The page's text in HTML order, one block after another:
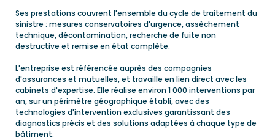
Ses prestations couvrent l'ensemble du cycle de traitement du
sinistre : mesures conservatoires d'urgence, assèchement
technique, décontamination, recherche de fuite non
destructive et remise en état complète.
L'entreprise est référencée auprès des compagnies
d'assurances et mutuelles, et travaille en lien direct avec les
cabinets d'expertise. Elle réalise environ 1 000 interventions par
an, sur un périmètre géographique établi, avec des
technologies d'intervention exclusives garantissant des
diagnostics précis et des solutions adaptées à chaque type de
bâtiment.